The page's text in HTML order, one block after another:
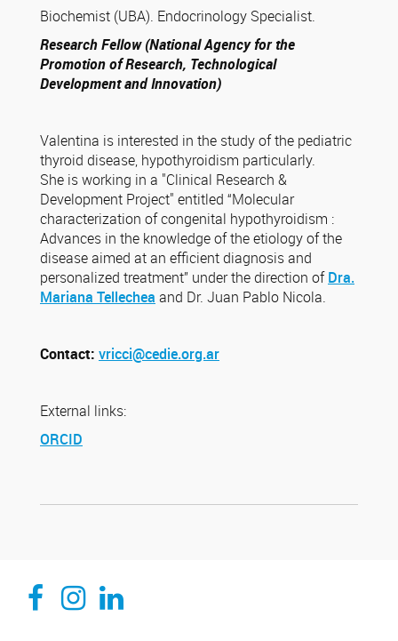
Biochemist (UBA). Endocrinology Specialist.
Research Fellow (National Agency for the
Promotion of Research, Technological
Development and Innovation)
Valentina is interested in the study of the pediatric
thyroid disease, hypothyroidism particularly.
She is working in a "Clinical Research &
Development Project" entitled “Molecular
characterization of congenital hypothyroidism :
Advances in the knowledge of the etiology of the
disease aimed at an efficient diagnosis and
personalized treatment” under the direction ofDra.
Mariana Tellechea and Dr. Juan Pablo Nicola.
Contact: vricci@cedie.org.ar
External links:
ORCID
CEDIE, Centro de Investigaciones Endocrinológicas Dr. César Bergadá
CEDIE, Centro de Investigaciones Endocrinológicas Dr. César Bergadá
CEDIE, Centro de Investigaciones Endocrinológicas Dr. César Bergadá